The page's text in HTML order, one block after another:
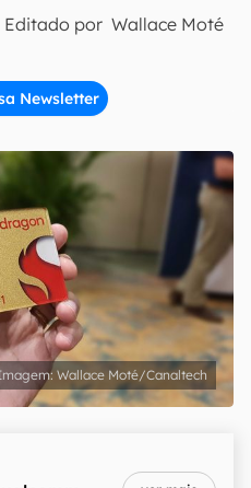
Editado por Wallace Moté
Newsletter
se
com os Termos de
do Canaltech.
Wallace Moté/Canaltech